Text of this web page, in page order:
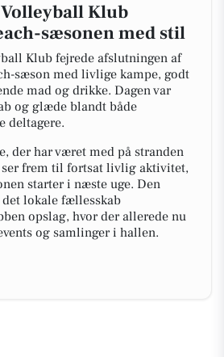
Klub
sæsonen med stil
Klub fejrede afslutningen af
sæson med livlige kampe, godt
mad og drikke. Dagen var
og glæde blandt både
deltagere.
der har været med på stranden
ser frem til fortsat livlig aktivitet,
starter i næste uge. Den
lokale fællesskab
opslag, hvor der allerede nu
og samlinger i hallen.